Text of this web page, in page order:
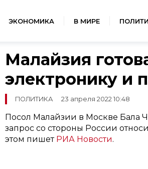
ЭКОНОМИКА В МИРЕ
Малайзия
электронику и
ПОЛИТИКА 23 апреля 2022 10:48
Посол Малайзии в Москве Бала
запрос со стороны России
этом пишет РИА Новости.